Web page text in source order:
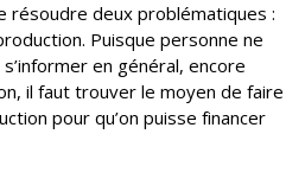
résoudre deux problématiques :
Puisque personne ne
en général, encore
il faut trouver le moyen de faire
pour qu’on puisse financer